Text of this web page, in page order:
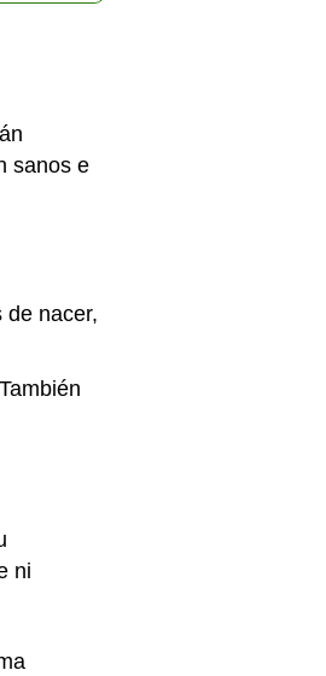
sanos e
de nacer,
ni